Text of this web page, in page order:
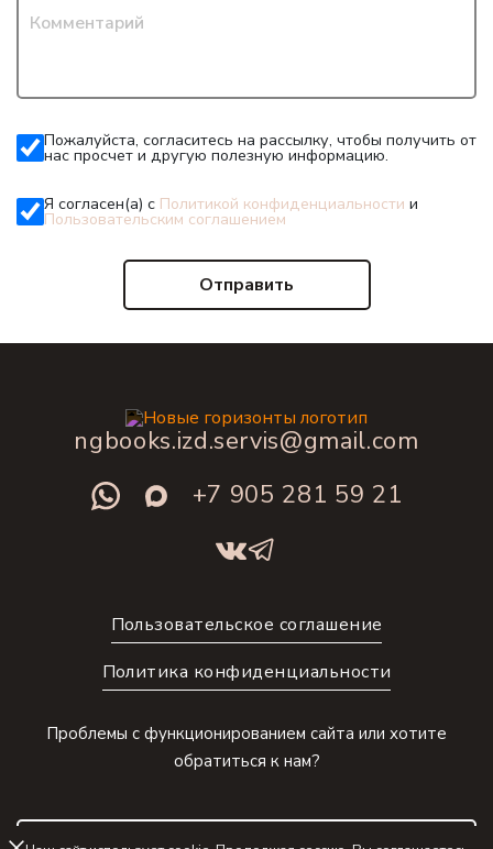
Отзывы
Комментарий
Пожалуйста, согласитесь на рассылку, чтобы получить от
нас просчет и другую полезную информацию.
Я согласен(а) с Политикой конфиденциальности и
Пользовательским соглашением
Отправить
ngbooks.izd.servis@gmail.com
+7 905 281 59 21
Пользовательское соглашение
Политика конфиденциальности
Проблемы с функционированием сайта или хотите
обратиться к нам?